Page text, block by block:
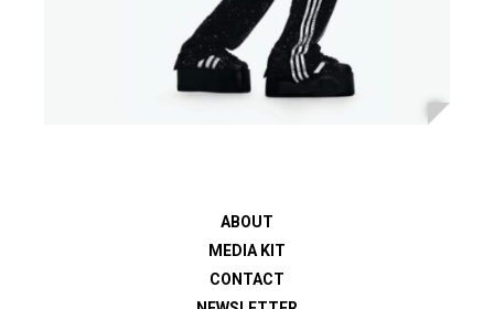
ABOUT
MEDIA KIT
CONTACT